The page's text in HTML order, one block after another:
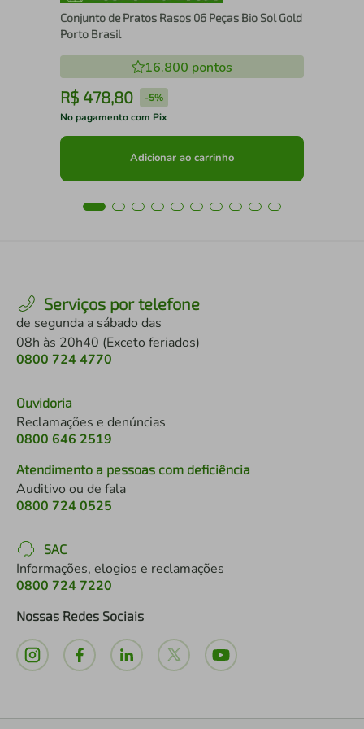
Conjunto de Pratos Rasos 06 Peças Bio Sol Gold
Porto Brasil
16.800 pontos
R$ 478,80 -5%
No pagamento com Pix
Adicionar ao carrinho
Serviços por telefone
de segunda a sábado das
08h às 20h40 (Exceto feriados)
0800 724 4770
Ouvidoria
Reclamações e denúncias
0800 646 2519
Atendimento a pessoas com deficiência
Auditivo ou de fala
0800 724 0525
SAC
Informações, elogios e reclamações
0800 724 7220
Nossas Redes Sociais